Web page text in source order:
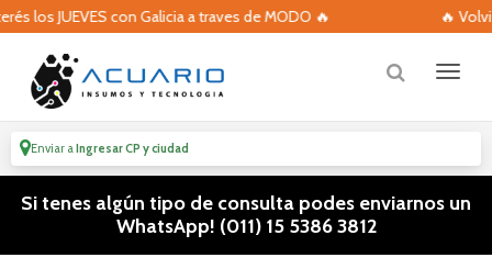
con Galicia a traves de MODO 🔥 🔥 Volvieron las 3
Enviar aIngresar CP y ciudad
Si tenes algún tipo de consulta podes enviarnos un
WhatsApp! (011) 15 5386 3812